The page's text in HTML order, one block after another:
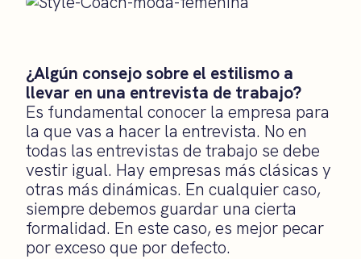
¿Algún consejo sobre el estilismo a
llevar en una entrevista de trabajo?
Es fundamental conocer la empresa para
la que vas a hacer la entrevista. No en
todas las entrevistas de trabajo se debe
vestir igual. Hay empresas más clásicas y
otras más dinámicas. En cualquier caso,
siempre debemos guardar una cierta
formalidad. En este caso, es mejor pecar
por exceso que por defecto.